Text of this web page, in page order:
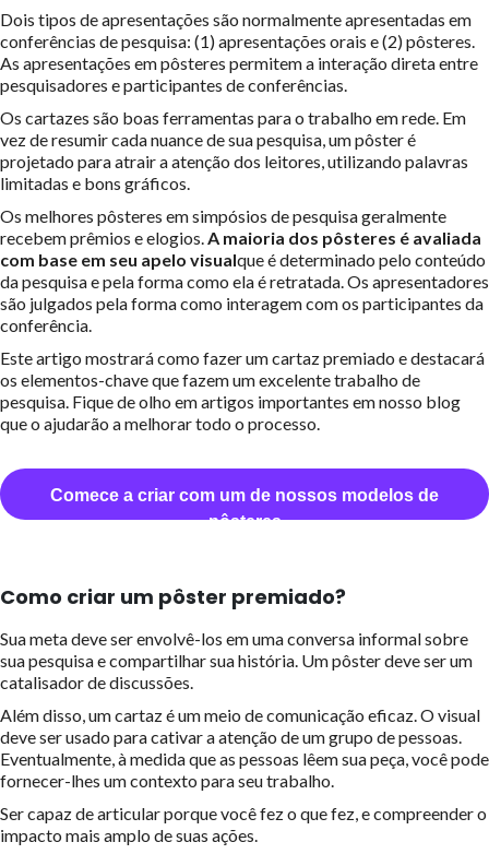
Dois tipos de apresentações são normalmente apresentadas em
conferências de pesquisa: (1) apresentações orais e (2) pôsteres.
As apresentações em pôsteres permitem a interação direta entre
pesquisadores e participantes de conferências.
Os cartazes são boas ferramentas para o trabalho em rede. Em
vez de resumir cada nuance de sua pesquisa, um pôster é
projetado para atrair a atenção dos leitores, utilizando palavras
limitadas e bons gráficos.
Os melhores pôsteres em simpósios de pesquisa geralmente
recebem prêmios e elogios.A maioria dos pôsteres é avaliada
com base em seu apelo visualque é determinado pelo conteúdo
da pesquisa e pela forma como ela é retratada. Os apresentadores
são julgados pela forma como interagem com os participantes da
conferência.
Este artigo mostrará como fazer um cartaz premiado e destacará
os elementos-chave que fazem um excelente trabalho de
pesquisa. Fique de olho em artigos importantes em nosso blog
que o ajudarão a melhorar todo o processo.
Comece a criar com um de nossos modelos de
pôsteres
Como criar um pôster premiado?
Sua meta deve ser envolvê-los em uma conversa informal sobre
sua pesquisa e compartilhar sua história. Um pôster deve ser um
catalisador de discussões.
Além disso, um cartaz é um meio de comunicação eficaz. O visual
deve ser usado para cativar a atenção de um grupo de pessoas.
Eventualmente, à medida que as pessoas lêem sua peça, você pode
fornecer-lhes um contexto para seu trabalho.
Ser capaz de articular porque você fez o que fez, e compreender o
impacto mais amplo de suas ações.